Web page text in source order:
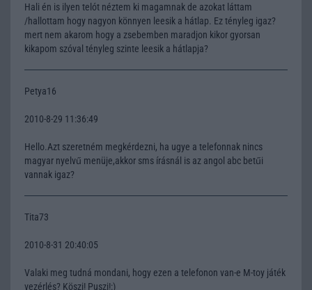
Hali én is ilyen telót néztem ki magamnak de azokat láttam
/hallottam hogy nagyon könnyen leesik a hátlap. Ez tényleg igaz?
mert nem akarom hogy a zsebemben maradjon kikor gyorsan
kikapom szóval tényleg szinte leesik a hátlapja?
Petya16
2010-8-29 11:36:49
Hello.Azt szeretném megkérdezni, ha ugye a telefonnak nincs
magyar nyelvű menüje,akkor sms írásnál is az angol abc betűi
vannak igaz?
Tita73
2010-8-31 20:40:05
Valaki meg tudná mondani, hogy ezen a telefonon van-e M-toy játék
vezérlés? Köszi! Puszi!:)